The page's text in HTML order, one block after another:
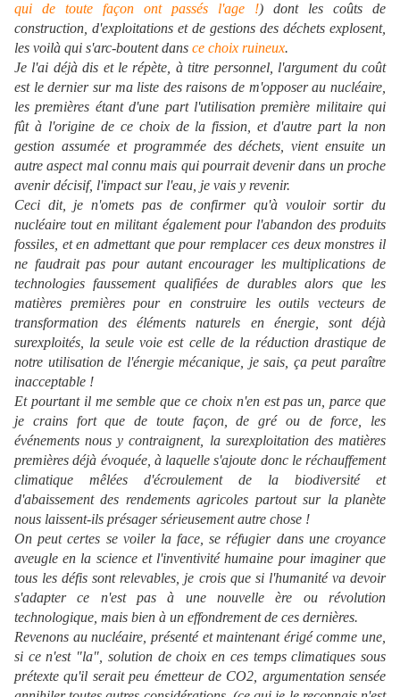
qui de toute façon ont passés l'age !) dont les coûts de
construction, d'exploitations et de gestions des déchets explosent,
les voilà qui s'arc-boutent dans ce choix ruineux.
Je l'ai déjà dis et le répète, à titre personnel, l'argument du coût
est le dernier sur ma liste des raisons de m'opposer au nucléaire,
les premières étant d'une part l'utilisation première militaire qui
fût à l'origine de ce choix de la fission, et d'autre part la non
gestion assumée et programmée des déchets, vient ensuite un
autre aspect mal connu mais qui pourrait devenir dans un proche
avenir décisif, l'impact sur l'eau, je vais y revenir.
Ceci dit, je n'omets pas de confirmer qu'à vouloir sortir du
nucléaire tout en militant également pour l'abandon des produits
fossiles, et en admettant que pour remplacer ces deux monstres il
ne faudrait pas pour autant encourager les multiplications de
technologies faussement qualifiées de durables alors que les
matières premières pour en construire les outils vecteurs de
transformation des éléments naturels en énergie, sont déjà
surexploités, la seule voie est celle de la réduction drastique de
notre utilisation de l'énergie mécanique, je sais, ça peut paraître
inacceptable !
Et pourtant il me semble que ce choix n'en est pas un, parce que
je crains fort que de toute façon, de gré ou de force, les
événements nous y contraignent, la surexploitation des matières
premières déjà évoquée, à laquelle s'ajoute donc le réchauffement
climatique mêlées d'écroulement de la biodiversité et
d'abaissement des rendements agricoles partout sur la planète
nous laissent-ils présager sérieusement autre chose !
On peut certes se voiler la face, se réfugier dans une croyance
aveugle en la science et l'inventivité humaine pour imaginer que
tous les défis sont relevables, je crois que si l'humanité va devoir
s'adapter ce n'est pas à une nouvelle ère ou révolution
technologique, mais bien à un effondrement de ces dernières.
Revenons au nucléaire, présenté et maintenant érigé comme une,
si ce n'est "la", solution de choix en ces temps climatiques sous
prétexte qu'il serait peu émetteur de CO2, argumentation sensée